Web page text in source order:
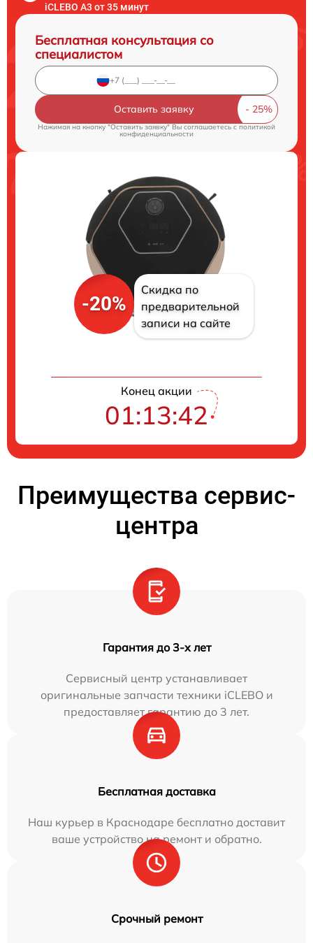
iCLEBO A3 от 35 минут
Бесплатная консультация со
специалистом
Оставить заявку
Нажимая на кнопку "Оставить заявку" Вы соглашаетесь cполитикой
конфиденциальности
-20%
Скидка по
предварительной
записи на сайте
Конец акции
01:13:41
Преимущества сервис-
центра
Гарантия до 3-х лет
Сервисный центр устанавливает
оригинальные запчасти техники iCLEBO и
предоставляет гарантию до 3 лет.
Бесплатная доставка
Наш курьер в Краснодаре бесплатно доставит
ваше устройство на ремонт и обратно.
Срочный ремонт